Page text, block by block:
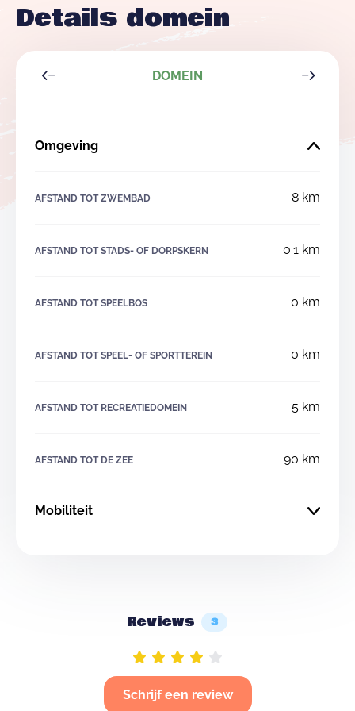
Details domein
DOMEIN
Omgeving
AFSTAND TOT ZWEMBAD 8 km
AFSTAND TOT STADS- OF DORPSKERN 0.1 km
AFSTAND TOT SPEELBOS 0 km
AFSTAND TOT SPEEL- OF SPORTTEREIN 0 km
AFSTAND TOT RECREATIEDOMEIN 5 km
AFSTAND TOT DE ZEE 90 km
Mobiliteit
Reviews 3
Schrijf een review